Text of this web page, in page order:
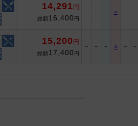
14,291 円
総額 16,400 円
－ － － ○ － －
15,200 円
総額 17,400 円
－ － － ○ － －